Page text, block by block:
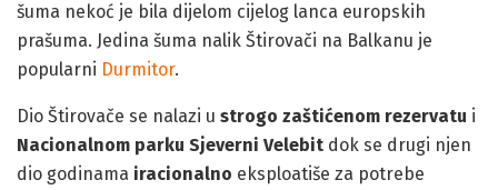
šuma nekoć je bila dijelom cijelog lanca europskih
prašuma. Jedina šuma nalik Štirovači na Balkanu je
popularni Durmitor.
Dio Štirovače se nalazi u strogo zaštićenom rezervatu i
Nacionalnom parku Sjeverni Velebit dok se drugi njen
dio godinama iracionalno eksploatiše za potrebe